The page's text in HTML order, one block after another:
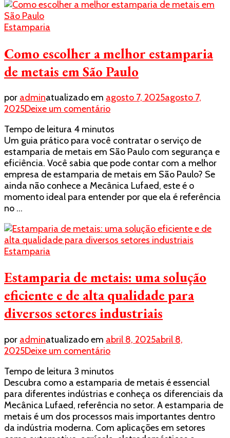
Estamparia
Como escolher a melhor estamparia
de metais em São Paulo
por adminatualizado em agosto 7, 2025agosto 7,
2025Deixe um comentárioem
escolher
a
melhor
estamparia
de
metais
em
Tempo de leitura 4 minutos
Um guia prático para você contratar o serviço de
estamparia de metais em São Paulo com segurança e
eficiência. Você sabia que pode contar com a melhor
empresa de estamparia de metais em São Paulo? Se
ainda não conhece a Mecânica Lufaed, este é o
momento ideal para entender por que ela é referência
no …
Estamparia
Estamparia de metais: uma solução
eficiente e de alta qualidade para
diversos setores industriais
por adminatualizado em abril 8, 2025abril 8,
2025Deixe um comentárioem
de
metais:
uma
solução
eficiente
e
Tempo de leitura 3 minutos
Descubra como a estamparia de metais é essencial
para diferentes indústrias e conheça os diferenciais da
Mecânica Lufaed, referência no setor. A estamparia de
metais é um dos processos mais importantes dentro
da indústria moderna. Com aplicações em setores